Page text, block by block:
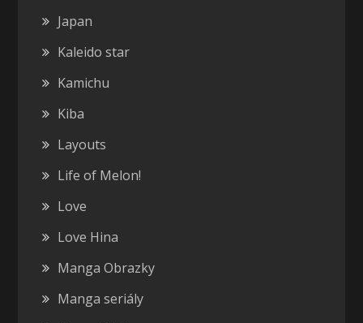
Japan
Kaleido star
Kamichu
Kiba
Layouts
Life of Melon!
Love
Love Hina
Manga Obrazky
Manga seriály